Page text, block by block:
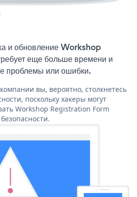
и обновление Workshop
еще больше времени и
проблемы или ошибки.
вы, вероятно, столкнетесь
поскольку хакеры могут
Workshop Registration Form